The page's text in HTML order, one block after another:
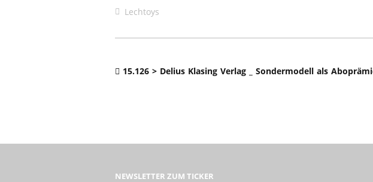
Lechtoys
15.126 > Delius Klasing Verlag _ Sondermodell als
NEWSLETTER ZUM TICKER